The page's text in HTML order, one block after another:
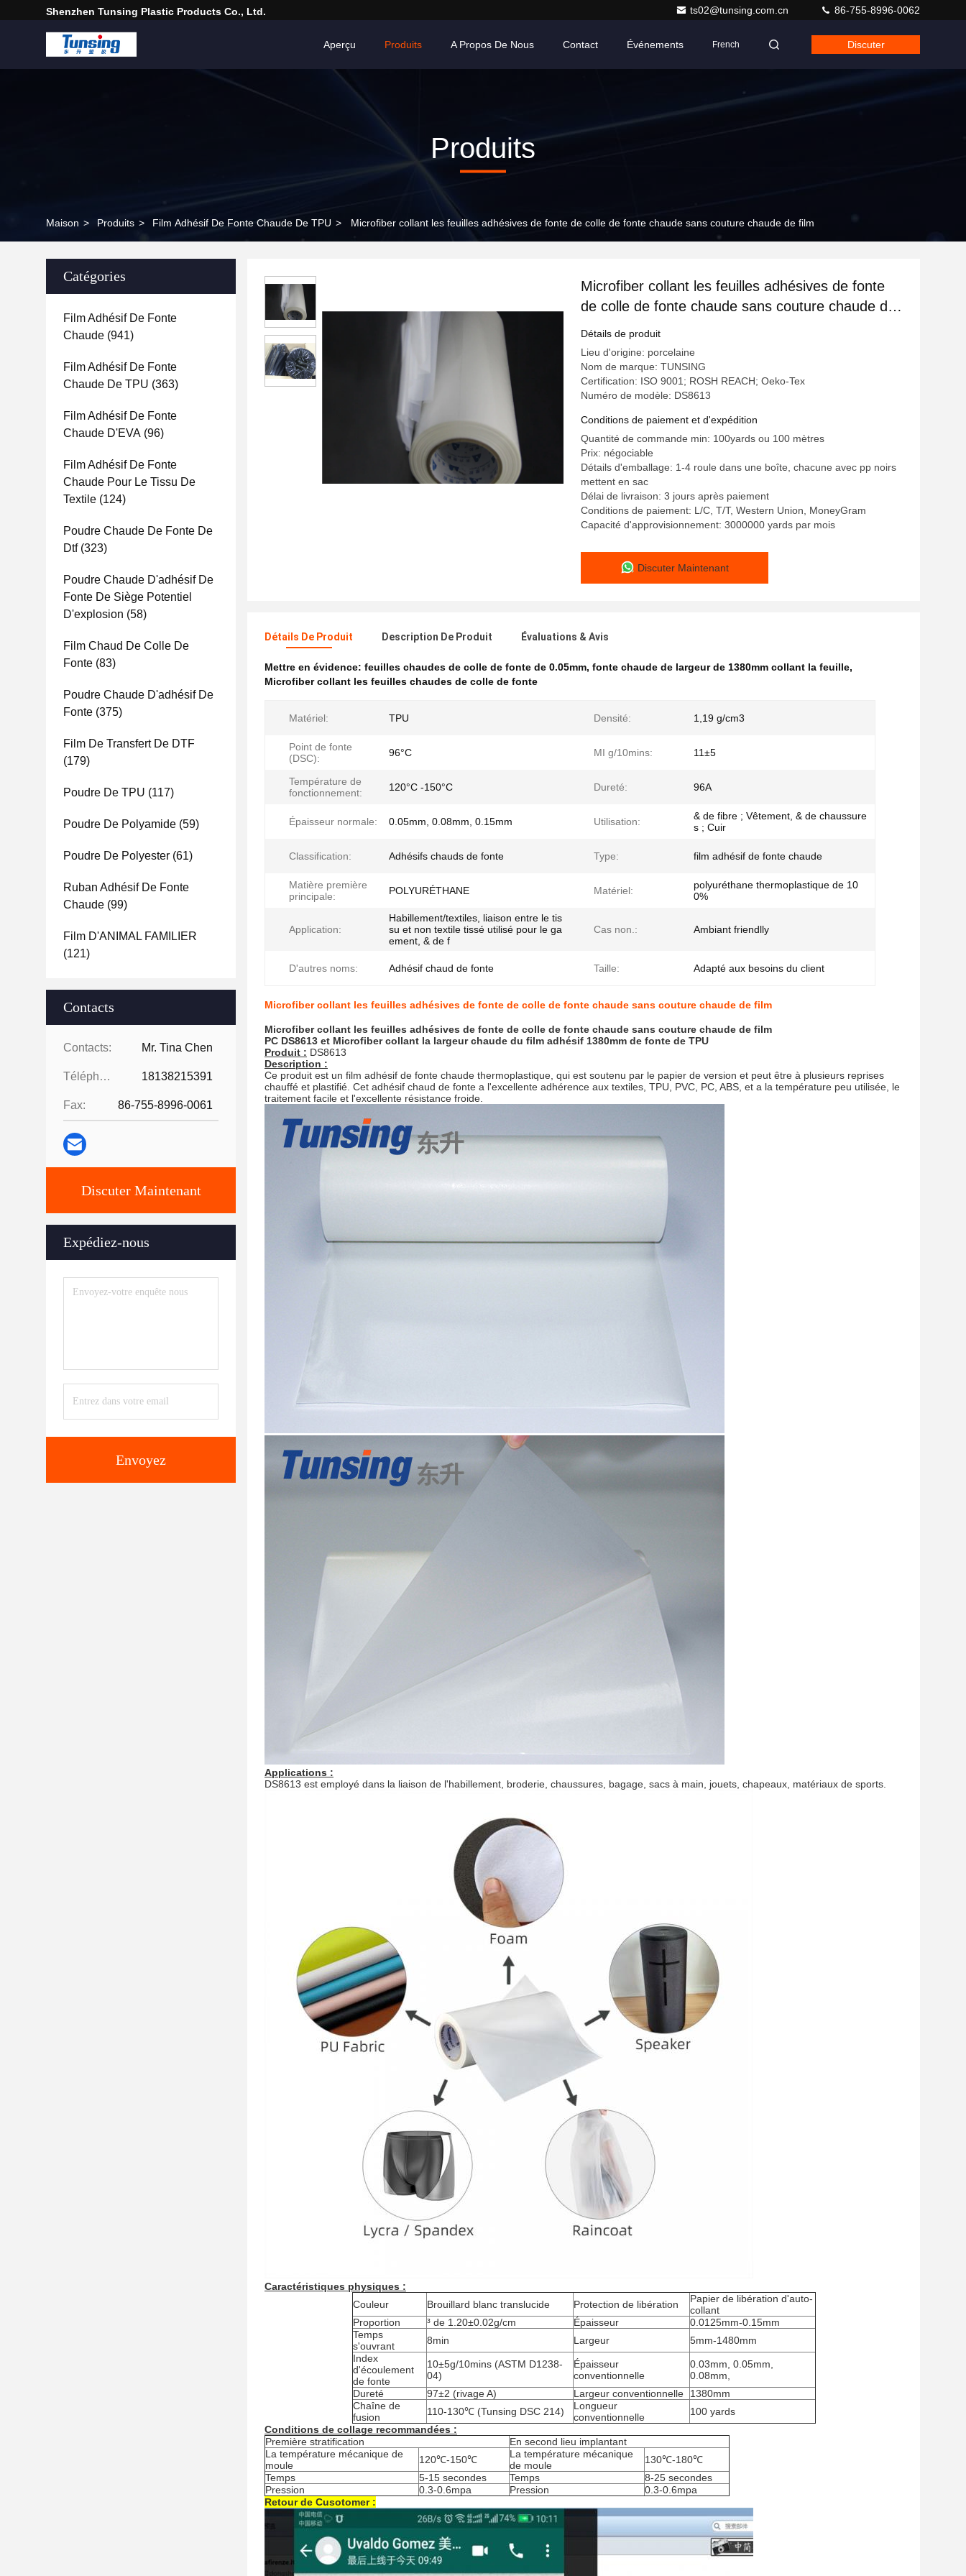
Shenzhen Tunsing Plastic Products Co., Ltd. ts02@tunsing.com.cn 86-755-8996-0062
Aperçu Produits A Propos De Nous Contact Événements French Discuter
Produits
Maison > Produits > Film Adhésif De Fonte Chaude De TPU > Microfiber collant les feuilles adhésives de fonte de colle de fonte chaude sans couture chaude de film
Catégories
Film Adhésif De Fonte
Chaude (941)
Film Adhésif De Fonte
Chaude De TPU (363)
Film Adhésif De Fonte
Chaude D'EVA (96)
Film Adhésif De Fonte
Chaude Pour Le Tissu De
Textile (124)
Poudre Chaude De Fonte De
Dtf(323)
Poudre Chaude D'adhésif De
Fonte De Siège Potentiel
D'explosion (58)
Film Chaud De Colle De
Fonte (83)
Poudre Chaude D'adhésif De
Fonte (375)
Film De Transfert De DTF
(179)
Poudre De TPU (117)
Poudre De Polyamide (59)
Poudre De Polyester (61)
Ruban Adhésif De Fonte
Chaude (99)
Film D'ANIMAL FAMILIER
(121)
Contacts
Contacts: Mr. Tina Chen
Téléphone: 18138215391
Fax: 86-755-8996-0061
Discuter Maintenant
Expédiez-nous
Envoyez
Microfiber collant les feuilles adhésives de fonte
de colle de fonte chaude sans couture chaude de
film
Détails de produit
Lieu d'origine: porcelaine
Nom de marque: TUNSING
Certification: ISO 9001; ROSH REACH; Oeko-Tex
Numéro de modèle: DS8613
Conditions de paiement et d'expédition
Quantité de commande min: 100yards ou 100 mètres
Prix: négociable
Détails d'emballage: 1-4 roule dans une boîte, chacune avec pp noirs
mettent en sac
Délai de livraison: 3 jours après paiement
Conditions de paiement: L/C, T/T, Western Union, MoneyGram
Capacité d'approvisionnement: 3000000 yards par mois
Discuter Maintenant
Détails De Produit Description De Produit Évaluations & Avis
Mettre en évidence: feuilles chaudes de colle de fonte de 0.05mm, fonte chaude de largeur de 1380mm collant la feuille,
Microfiber collant les feuilles chaudes de colle de fonte
Matériel: TPU Densité: 1,19 g/cm3
Point de fonte
(DSC):
96°C MI g/10mins: 11±5
Température de
fonctionnement:
120°C -150°C Dureté: 96A
Épaisseur normale: 0.05mm, 0.08mm, 0.15mm Utilisation:
& de fibre ; Vêtement, & de chaussure
s ; Cuir
Classification: Adhésifs chauds de fonte Type: film adhésif de fonte chaude
Matière première
principale:
POLYURÉTHANE Matériel:
polyuréthane thermoplastique de 10
0%
Application:
Habillement/textiles, liaison entre le tis
su et non textile tissé utilisé pour le ga
ement, & de f
Cas non.: Ambiant friendlly
D'autres noms: Adhésif chaud de fonte Taille: Adapté aux besoins du client
Microfiber collant les feuilles adhésives de fonte de colle de fonte chaude sans couture chaude de film
Microfiber collant les feuilles adhésives de fonte de colle de fonte chaude sans couture chaude de film
PC DS8613 et Microfiber collant la largeur chaude du film adhésif 1380mm de fonte de TPU
Produit : DS8613
Description :
Ce produit est un film adhésif de fonte chaude thermoplastique, qui est soutenu par le papier de version et peut être à plusieurs reprises
chauffé et plastifié. Cet adhésif chaud de fonte a l'excellente adhérence aux textiles, TPU, PVC, PC, ABS, et a la température peu utilisée, le
traitement facile et l'excellente résistance froide.
Applications :
DS8613 est employé dans la liaison de l'habillement, broderie, chaussures, bagage, sacs à main, jouets, chapeaux, matériaux de sports.
Caractéristiques physiques :
Couleur
Brouillard blanc translucide Protection de libération
Papier de libération d'auto-
collant
Proportion
³ de 1.20±0.02g/cm Épaisseur
0.0125mm-0.15mm
Temps
s'ouvrant
8min Largeur
5mm-1480mm
Index
d'écoulement
de fonte
10±5g/10mins (ASTM D1238-
04)
Épaisseur
conventionnelle
0.03mm, 0.05mm,
0.08mm,
Dureté
97±2 (rivage A) Largeur conventionnelle
1380mm
Chaîne de
fusion
110-130℃ (Tunsing DSC 214)
Longueur
conventionnelle
100 yards
Conditions de collage recommandées :
Première stratification
En second lieu implantant
La température mécanique de
moule
120℃-150℃
La température mécanique
de moule
130℃-180℃
Temps
5-15 secondes Temps
8-25 secondes
Pression
0.3-0.6mpa Pression
0.3-0.6mpa
Retour de Cusotomer :